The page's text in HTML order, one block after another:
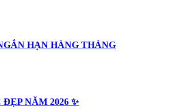
HẠN HÀNG THÁNG
NĂM 2026 ✨